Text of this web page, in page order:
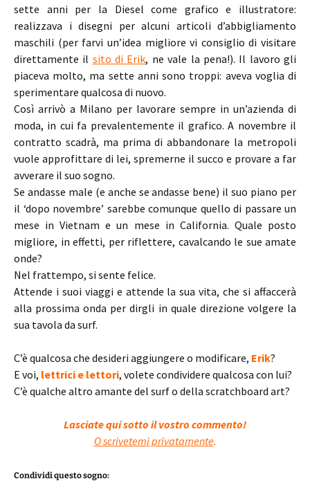
sette anni per la Diesel come grafico e illustratore:
realizzava i disegni per alcuni articoli d’abbigliamento
maschili (per farvi un’idea migliore vi consiglio di visitare
direttamente il sito di Erik, ne vale la pena!). Il lavoro gli
piaceva molto, ma sette anni sono troppi: aveva voglia di
sperimentare qualcosa di nuovo.
Così arrivò a Milano per lavorare sempre in un’azienda di
moda, in cui fa prevalentemente il grafico. A novembre il
contratto scadrà, ma prima di abbandonare la metropoli
vuole approfittare di lei, spremerne il succo e provare a far
avverare il suo sogno.
Se andasse male (e anche se andasse bene) il suo piano per
il ‘dopo novembre’ sarebbe comunque quello di passare un
mese in Vietnam e un mese in California. Quale posto
migliore, in effetti, per riflettere, cavalcando le sue amate
onde?
Nel frattempo, si sente felice.
Attende i suoi viaggi e attende la sua vita, che si affaccerà
alla prossima onda per dirgli in quale direzione volgere la
sua tavola da surf.
C’è qualcosa che desideri aggiungere o modificare, Erik?
E voi, lettrici e lettori, volete condividere qualcosa con lui?
C’è qualche altro amante del surf o della scratchboard art?
Lasciate qui sotto il vostro commento!
O scrivetemi privatamente.
Condividi questo sogno: